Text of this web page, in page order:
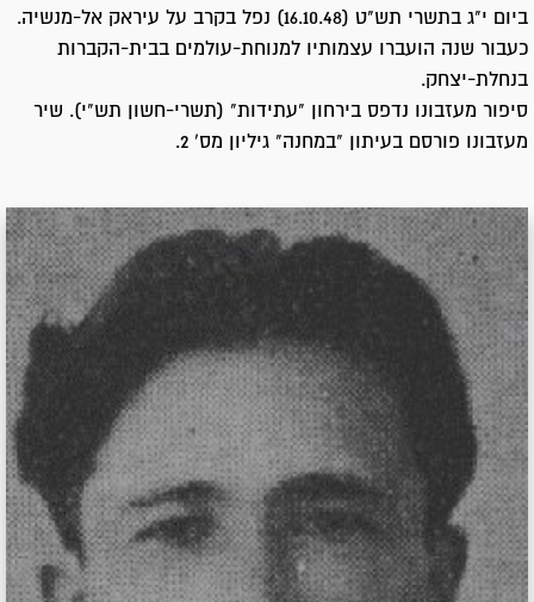
ביום י"ג בתשרי תש"ט (16.10.48) נפל בקרב על עיראק אל-מנשיה.
כעבור שנה הועברו עצמותיו למנוחת-עולמים בבית-הקברות
בנחלת-יצחק.
סיפור מעזבונו נדפס בירחון "עתידות" (תשרי-חשון תש"י). שיר
מעזבונו פורסם בעיתון "במחנה" גיליון מס' 2.